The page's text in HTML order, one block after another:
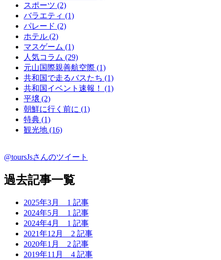
スポーツ (2)
バラエティ (1)
パレード (2)
ホテル (2)
マスゲーム (1)
人気コラム (29)
元山国際親善航空際 (1)
共和国で走るバスたち (1)
共和国イベント速報！ (1)
平壌 (2)
朝鮮に行く前に (1)
特典 (1)
観光地 (16)
@toursJsさんのツイート
過去記事一覧
2025年3月 1 記事
2024年5月 1 記事
2024年4月 1 記事
2021年12月 2 記事
2020年1月 2 記事
2019年11月 4 記事